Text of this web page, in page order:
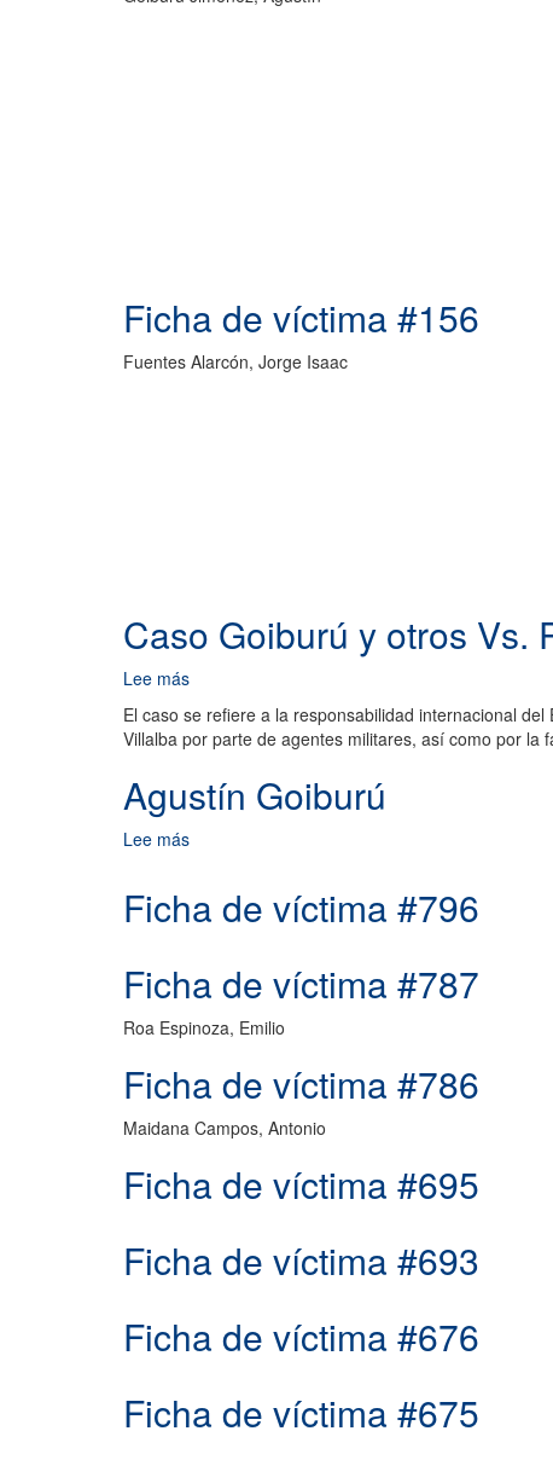
Ficha de víctima #156
Fuentes Alarcón, Jorge Isaac
Caso Goiburú y otros Vs.
Lee más
Goiburú
y
Vs.
El caso se refiere a la responsabilidad internacional
Villalba por parte de agentes militares, así como por la
Agustín Goiburú
Lee más
Ficha de víctima #796
Ficha de víctima #787
Roa Espinoza, Emilio
Ficha de víctima #786
Maidana Campos, Antonio
Ficha de víctima #695
Ficha de víctima #693
Ficha de víctima #676
Ficha de víctima #675